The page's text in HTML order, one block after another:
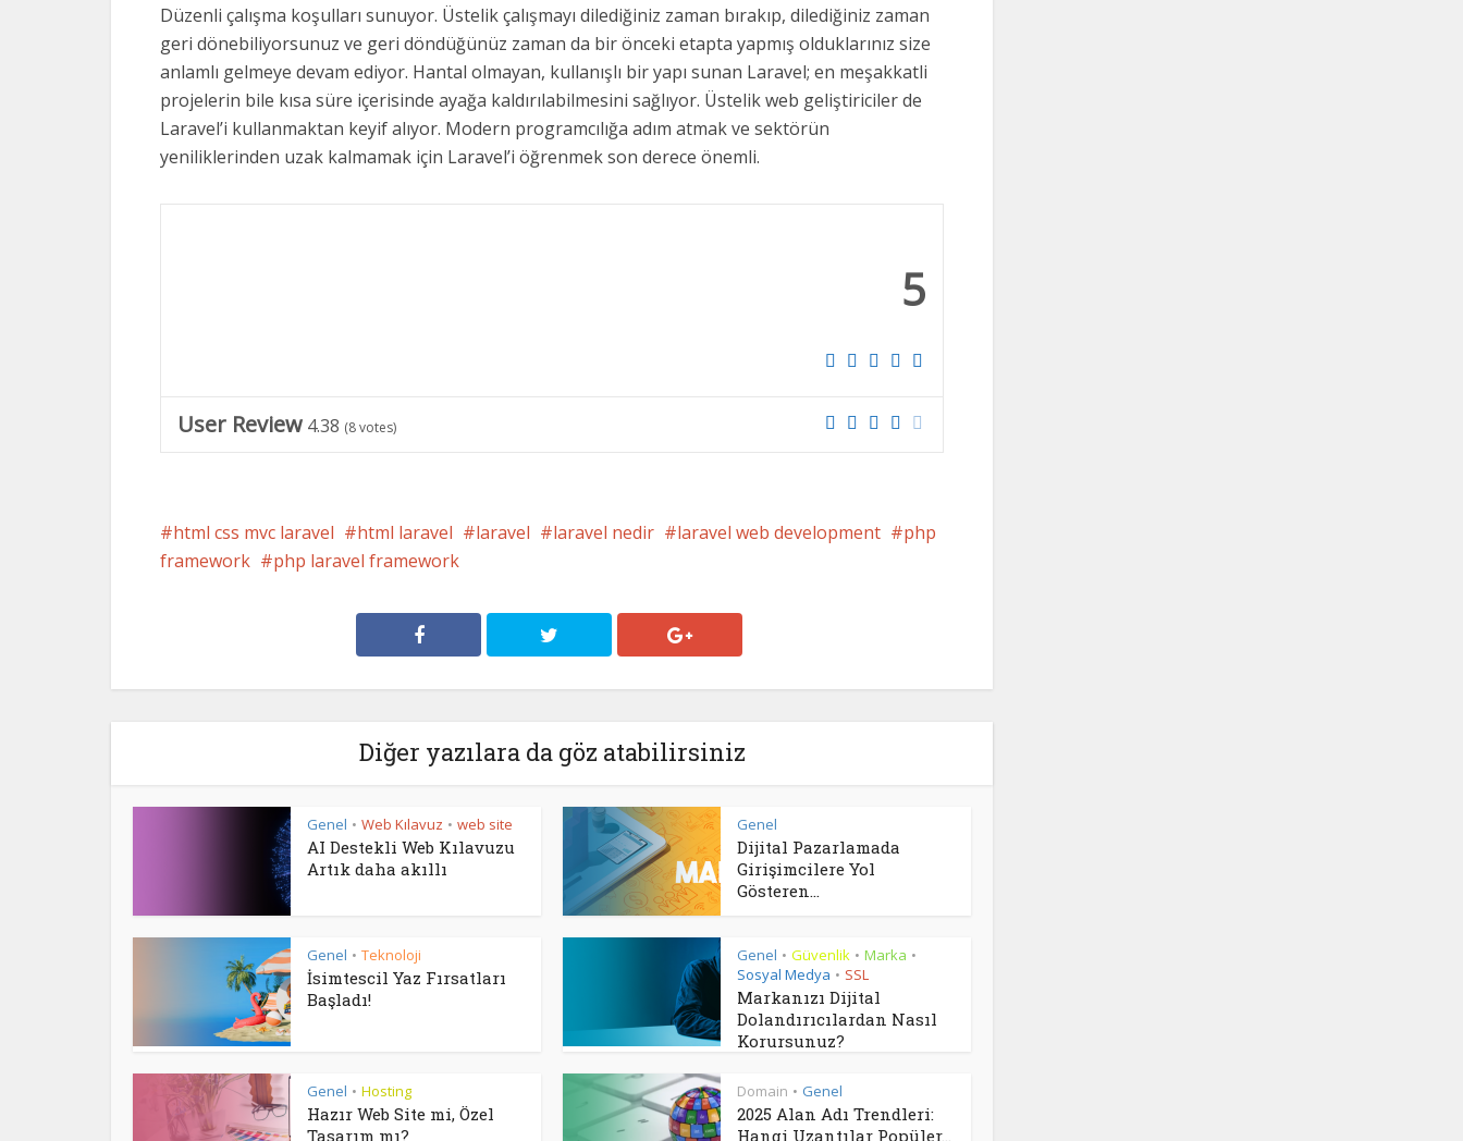
Düzenli çalışma koşulları sunuyor. Üstelik çalışmayı dilediğiniz zaman bırakıp, dilediğiniz zaman
geri dönebiliyorsunuz ve geri döndüğünüz zaman da bir önceki etapta yapmış olduklarınız size
anlamlı gelmeye devam ediyor. Hantal olmayan, kullanışlı bir yapı sunan Laravel; en meşakkatli
projelerin bile kısa süre içerisinde ayağa kaldırılabilmesini sağlıyor. Üstelik web geliştiriciler de
Laravel’i kullanmaktan keyif alıyor. Modern programcılığa adım atmak ve sektörün
yeniliklerinden uzak kalmamak için Laravel’i öğrenmek son derece önemli.
5
User Review 4.38 (8votes)
html css mvc laravel html laravel laravel laravel nedir laravel web development
php
framework
php laravel framework
Diğer yazılara da göz atabilirsiniz
Genel • Web Kılavuz • web site
AI Destekli Web Kılavuzu
Artık daha akıllı
Genel
Dijital Pazarlamada
Girişimcilere Yol
Gösteren...
Genel • Teknoloji
İsimtescil Yaz Fırsatları
Başladı!
Genel • Güvenlik • Marka •
Sosyal Medya • SSL
Markanızı Dijital
Dolandırıcılardan Nasıl
Korursunuz?
Genel • Hosting
Hazır Web Site mi, Özel
Tasarım mı?
Domain • Genel
2025 Alan Adı Trendleri:
Hangi Uzantılar Popüler...